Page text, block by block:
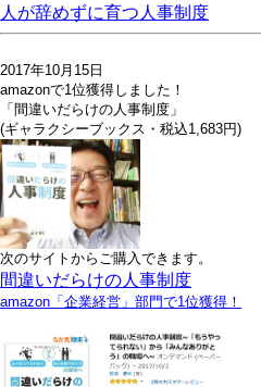
人が辞めずに育つ人事制度
2017年10月15日
amazonで1位獲得しました！
「間違いだらけの人事制度」
(ギャラクシーブックス・税込1,683円)
次のサイトからご購入できます。
間違いだらけの人事制度
amazon「企業経営」部門で1位獲得！